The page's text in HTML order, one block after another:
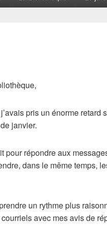
pris un énorme retard
janvier.
pour répondre aux
dans le même temps,
un rythme plus
avec mes avis de